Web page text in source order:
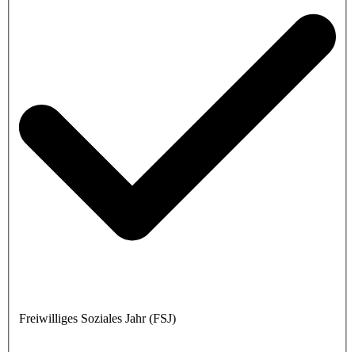
Freiwilliges Soziales Jahr (FSJ)